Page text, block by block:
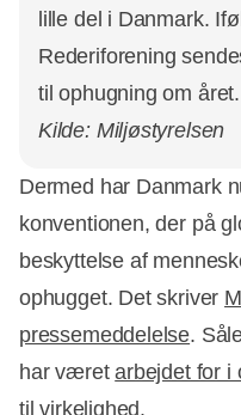
lille del i Danmark.
Rederiforening
til ophugning om året.
Kilde: Miljøstyrelsen
Dermed har Danmark
konventionen, der på
beskyttelse af
ophugget. Det skriver
pressemeddelelse.
har væretarbejdet for i
til virkelighed.